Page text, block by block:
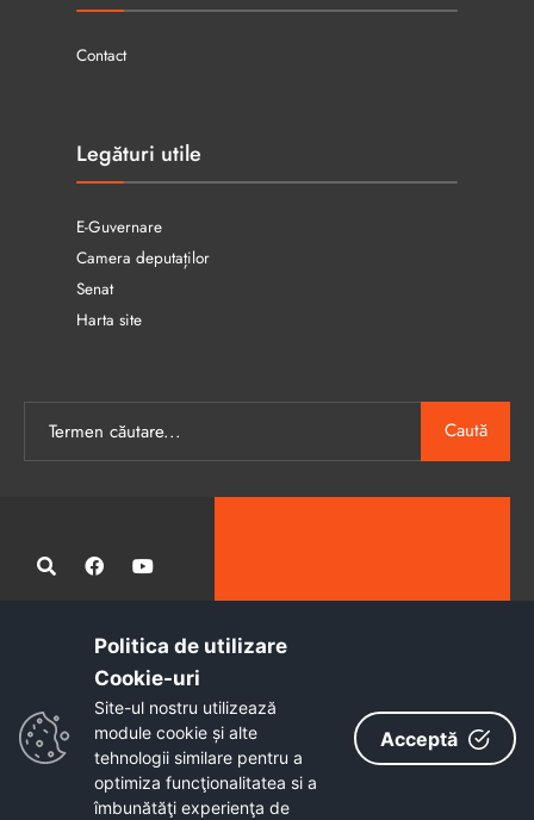
Contact
Legături utile
E-Guvernare
Camera deputaților
Senat
Harta site
Caută
Administrația publică locală informatizată, calitativă și accesibilă
Copyright © 2026 - Primăria Municipiului Petroșani
Politica de utilizare
Cookie-uri‎
Site-ul nostru utilizează
module cookie și alte
tehnologii similare pentru a
optimiza funcţionalitatea si a
îmbunătăţi experienţa de
Acceptă